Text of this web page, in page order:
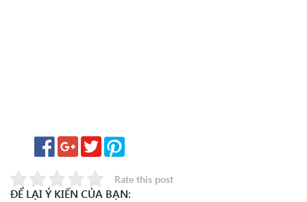
Rate this post
ĐỂ LẠI Ý KIẾN CỦA BẠN: